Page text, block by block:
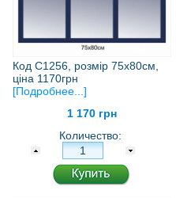
Код С1256, розмір 75х80см,
ціна 1170грн
[Подробнее...]
1 170 грн
Количество: